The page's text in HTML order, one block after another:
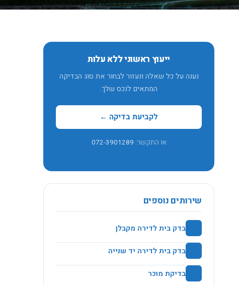
ייעוץ ראשוני ללא עלות
נענה על כל שאלה ונעזור לבחור את סוג הבדיקה
המתאים לנכס שלך.
לקביעת בדיקה ←
או התקשר: 072-3901289
שירותים נוספים
בדק בית לדירה מקבלן
בדק בית לדירה יד שנייה
בדיקת מוכר